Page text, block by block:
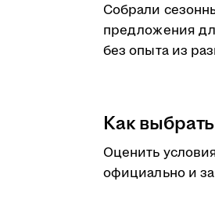
Собрали
предложения
без опыта из
Как
Оценить
официально и